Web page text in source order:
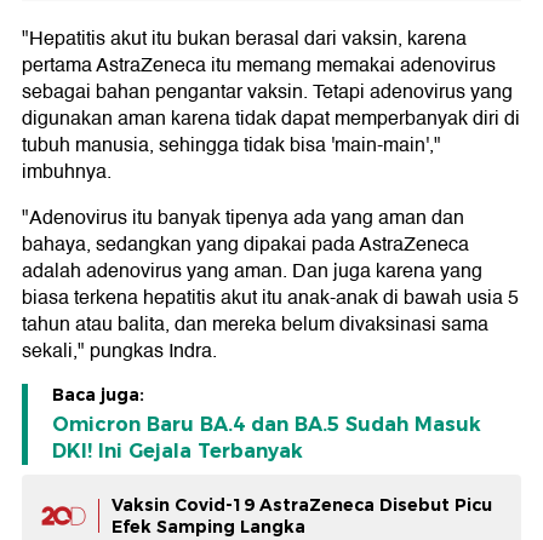
"Hepatitis akut itu bukan berasal dari vaksin, karena
pertama AstraZeneca itu memang memakai adenovirus
sebagai bahan pengantar vaksin. Tetapi adenovirus yang
digunakan aman karena tidak dapat memperbanyak diri di
tubuh manusia, sehingga tidak bisa 'main-main',"
imbuhnya.
"Adenovirus itu banyak tipenya ada yang aman dan
bahaya, sedangkan yang dipakai pada AstraZeneca
adalah adenovirus yang aman. Dan juga karena yang
biasa terkena hepatitis akut itu anak-anak di bawah usia 5
tahun atau balita, dan mereka belum divaksinasi sama
sekali," pungkas Indra.
Baca juga:
Omicron Baru BA.4 dan BA.5 Sudah Masuk
DKI! Ini Gejala Terbanyak
Vaksin Covid-19 AstraZeneca Disebut Picu
Efek Samping Langka